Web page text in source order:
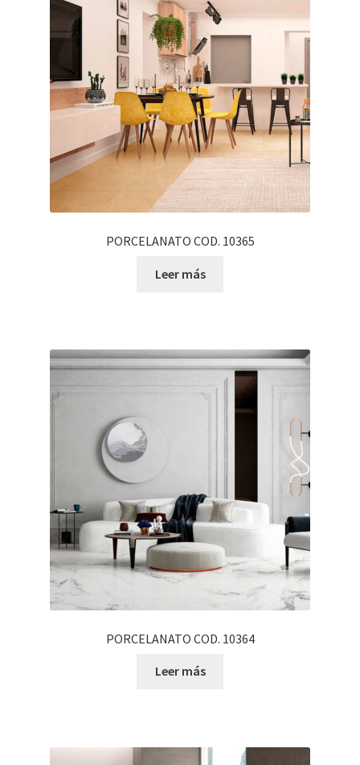
PORCELANATO COD. 10365
Leer más
PORCELANATO COD. 10364
Leer más